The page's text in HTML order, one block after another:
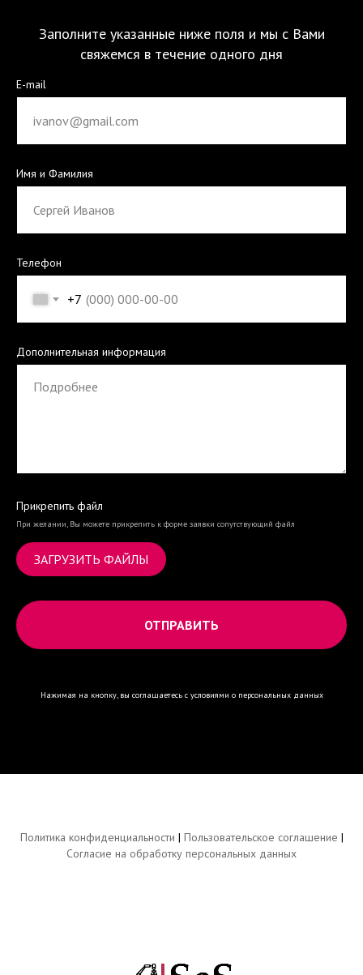
Заполните указанные ниже поля и мы с Вами
свяжемся в течение одного дня
E-mail
Имя и Фамилия
Телефон
+7
Дополнительная информация
Прикрепить файл
При желании, Вы можете прикрепить к форме заявки сопутствующий файл
ЗАГРУЗИТЬ ФАЙЛЫ
ОТПРАВИТЬ
Нажимая на кнопку, вы соглашаетесь с условиями о персональных данных
Политика конфиденциальности | Пользовательское соглашение |
Согласие на обработку персональных данных